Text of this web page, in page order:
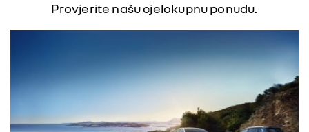
Provjerite našu cjelokupnu ponudu.